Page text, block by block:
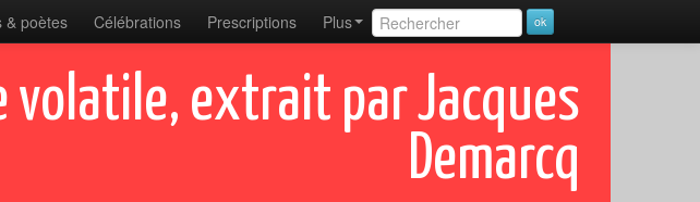
& poètes Célébrations Prescriptions Plus
volatile, extrait par Jacques
Demarcq